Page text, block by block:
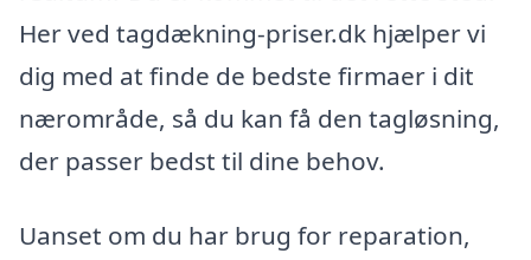
Her ved tagdækning-priser.dk hjælper vi
dig med at finde de bedste firmaer i dit
nærområde, så du kan få den tagløsning,
der passer bedst til dine behov.
Uanset om du har brug for reparation,